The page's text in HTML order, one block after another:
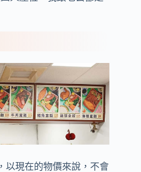
以現在的物價來說，不會